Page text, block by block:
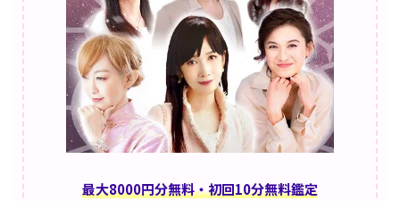
最大8000円分無料・初回10分無料鑑定